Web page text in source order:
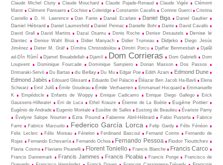
Claude Michel Cluny Claude Mouchard Claude Pujade-Renaud Claude Vigée
Clément
Marot
Clément Pansaers Cochise Coleridge Constantin Cavafis Corinne Guerci
Cristina
Castello
D. H. Lawrence Dan Fante Danaé Ecarlate Daniel Biga Daniel Gaultier
Daniel Hébrard Daniel Laumesfeld Daniel Pennac Danielle Bohr Dante
David Cavallo
David Grall
David Martins Dazaï Osamu Denis Roche Denise Desautels
Denise le
Dantec
Denise Wahl Brua Didier Manyach Didier Trumeau Didjeko
Diego Jesús
Jiménez
Dieter M. Gräf Dìmitra Christodoùlou Dimitri Porcu Djaffar Benmesbah
Djalâl
ad-Dîn Rûmî
Djamel Bouabdellah Djamīl Dom Corrieras Dom Gabrielli
Dom
Loupvent
Dominique Fourcade Dominique Sampiero Dorian Masson
Dos Passos
Drimaraki-Servò
Du Bartas du Bellay Du Mu Edgar Poe Edith Azam
Edmond Dune
Edmond Jabès
Edouard Glissant Eduardo Del Palacio Éléazar Ben Jacob Ha-Bavli
Elena
Schwarz
Emil Juliš Émile Goudeau Émile Verhaeren Emmanuel Hocquard
Emmanuelle
K
Empédocle Enfants de Woippy Enrique Cadicamo Enrique Diego Gallego
Erick
Gaussens-Hillwater
Erri de Luca Ethel Krauze Étienne de La Boétie Eugène Pottier
Eugénio de Andrade Eugenio Montale Eusèbe de Salles Eustorg de Beaulieu
Évariste Parny
Évelyne Salope Nourtier
Ezra Pound Fabienne Abril-Hébrard Fabio Pusterla
Fabrice
Farre
Fabrice Marzuolo Federico García Lorca Felip Gardy
Félix Fénéon
Felix Leclerc
Félix Moreau Fénelon Ferdinand Bascoul Fernand Comte
Fernando de
Rojas
Fernando Echevarría Fernando Ochoa Fernando Pessoa Fiodor Tiouttchev
Flavia Cosma Flaviano Pisanelli Florent Toniello Francis Blanche Francis Carco
Francis Dannemark Francis Jammes Francis Picabia Francis Ponge
Francisco de